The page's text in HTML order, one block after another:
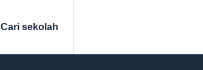
Cari sekolah